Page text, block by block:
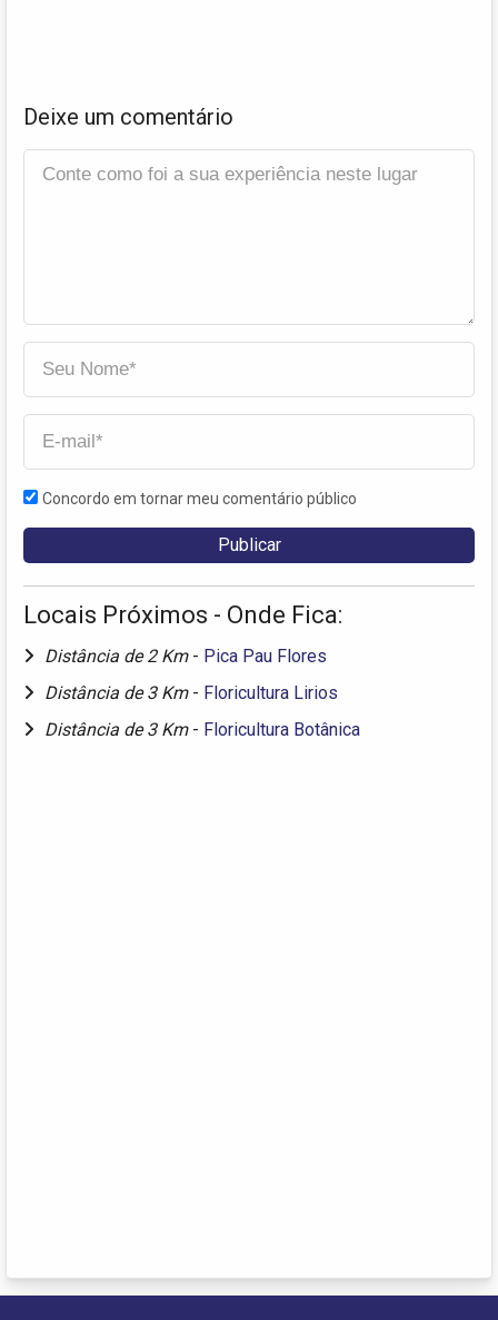
Deixe um comentário
Concordo em tornar meu comentário público
Locais Próximos - Onde Fica:
Distância de 2 Km - Pica Pau Flores
Distância de 3 Km - Floricultura Lirios
Distância de 3 Km - Floricultura Botânica